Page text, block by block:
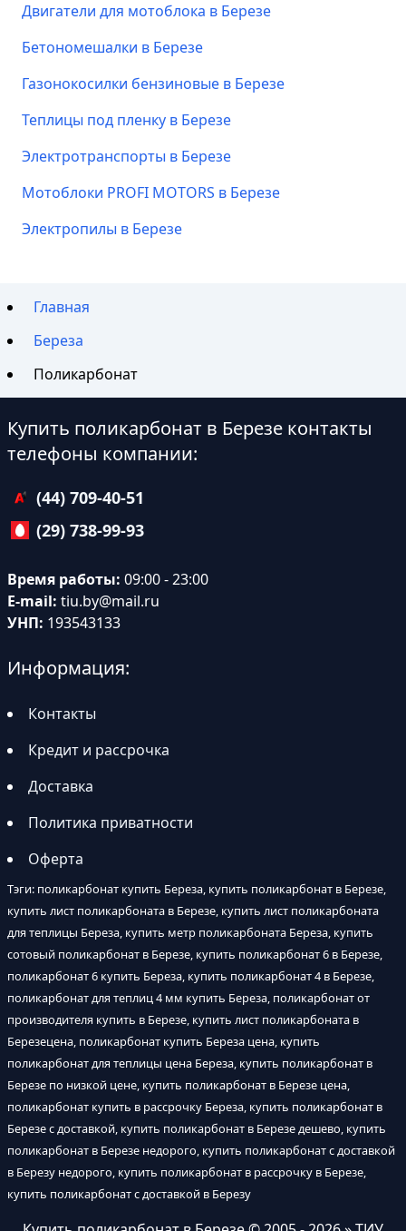
Двигатели для мотоблока в Березе
Бетономешалки в Березе
Газонокосилки бензиновые в Березе
Теплицы под пленку в Березе
Электротранспорты в Березе
Мотоблоки PROFI MOTORS в Березе
Электропилы в Березе
Главная
Береза
Поликарбонат
Купить поликарбонат в Березе контакты
телефоны компании:
(44) 709-40-51
(29) 738-99-93
Время работы: 09:00 - 23:00
E-mail: tiu.by@mail.ru
УНП: 193543133
Информация:
Контакты
Кредит и рассрочка
Доставка
Политика приватности
Оферта
Тэги: поликарбонат купить Береза, купить поликарбонат в Березе,
купить лист поликарбоната в Березе, купить лист поликарбоната
для теплицы Береза, купить метр поликарбоната Береза, купить
сотовый поликарбонат в Березе, купить поликарбонат 6 в Березе,
поликарбонат 6 купить Береза, купить поликарбонат 4 в Березе,
поликарбонат для теплиц 4 мм купить Береза, поликарбонат от
производителя купить в Березе, купить лист поликарбоната в
Березецена, поликарбонат купить Береза цена, купить
поликарбонат для теплицы цена Береза, купить поликарбонат в
Березе по низкой цене, купить поликарбонат в Березе цена,
поликарбонат купить в рассрочку Береза, купить поликарбонат в
Березе с доставкой, купить поликарбонат в Березе дешево, купить
поликарбонат в Березе недорого, купить поликарбонат с доставкой
в Березу недорого, купить поликарбонат в рассрочку в Березе,
купить поликарбонат с доставкой в Березу